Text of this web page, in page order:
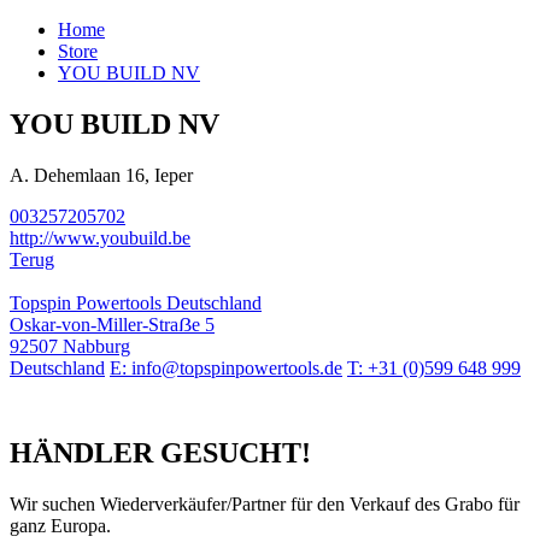
Home
Store
YOU BUILD NV
YOU BUILD NV
A. Dehemlaan 16, Ieper
003257205702
http://www.youbuild.be
Terug
Topspin Powertools Deutschland
Oskar-von-Miller-Straẞe 5
92507 Nabburg
Deutschland E: info@topspinpowertools.de T: +31 (0)599 648 999
HÄNDLER GESUCHT!
Wir suchen Wiederverkäufer/Partner für den Verkauf des Grabo für
ganz Europa.